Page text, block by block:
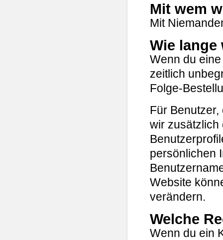
Mit wem
Mit
Wie lange
Wenn du
zeitlich
Folge-
Für
wir zusätzlich
persönlichen
Website
verändern.
Welche
Wenn du ein